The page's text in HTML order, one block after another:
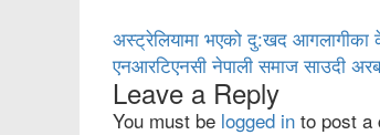
Post
navigation
अस्ट्रेलियामा भएको दु:खद आगलागीका
एनआरटिएनसी नेपाली समाज साउदी
Leave a Reply
You must be logged in to post a